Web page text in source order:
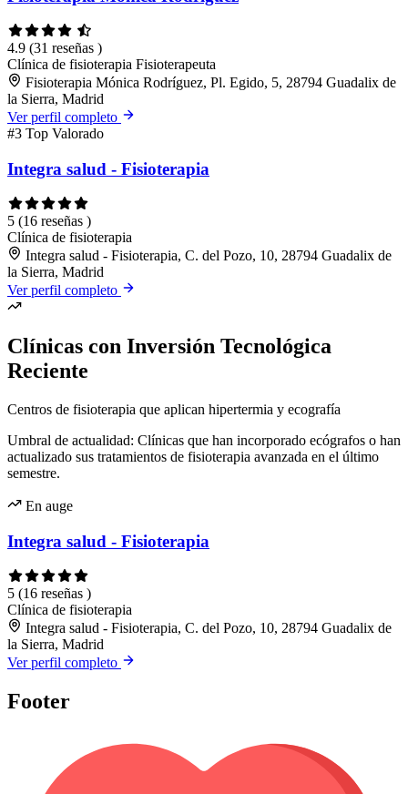
4.9 (31 reseñas )
Clínica de fisioterapia Fisioterapeuta
Fisioterapia Mónica Rodríguez, Pl. Egido, 5, 28794 Guadalix de
la Sierra, Madrid
Ver perfil completo
#3 Top Valorado
Integra salud - Fisioterapia
5 (16 reseñas )
Clínica de fisioterapia
Integra salud - Fisioterapia, C. del Pozo, 10, 28794 Guadalix de
la Sierra, Madrid
Ver perfil completo
Clínicas con Inversión Tecnológica
Reciente
Centros de fisioterapia que aplican hipertermia y ecografía
Umbral de actualidad: Clínicas que han incorporado ecógrafos o han
actualizado sus tratamientos de fisioterapia avanzada en el último
semestre.
En auge
Integra salud - Fisioterapia
5 (16 reseñas )
Clínica de fisioterapia
Integra salud - Fisioterapia, C. del Pozo, 10, 28794 Guadalix de
la Sierra, Madrid
Ver perfil completo
Footer